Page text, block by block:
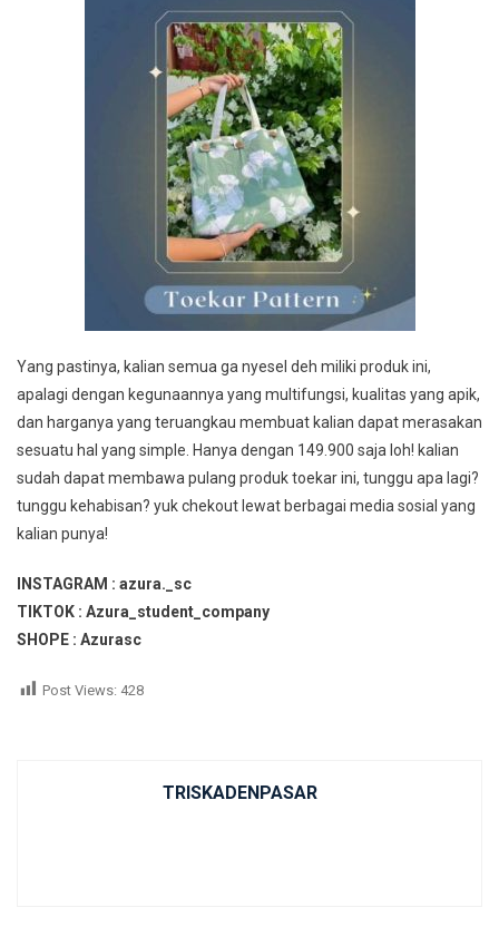
Yang pastinya, kalian semua ga nyesel deh miliki produk ini,
apalagi dengan kegunaannya yang multifungsi, kualitas yang apik,
dan harganya yang teruangkau membuat kalian dapat merasakan
sesuatu hal yang simple. Hanya dengan 149.900 saja loh! kalian
sudah dapat membawa pulang produk toekar ini, tunggu apa lagi?
tunggu kehabisan? yuk chekout lewat berbagai media sosial yang
kalian punya!
INSTAGRAM : azura._sc
TIKTOK : Azura_student_company
SHOPE : Azurasc
Post Views: 428
TRISKADENPASAR